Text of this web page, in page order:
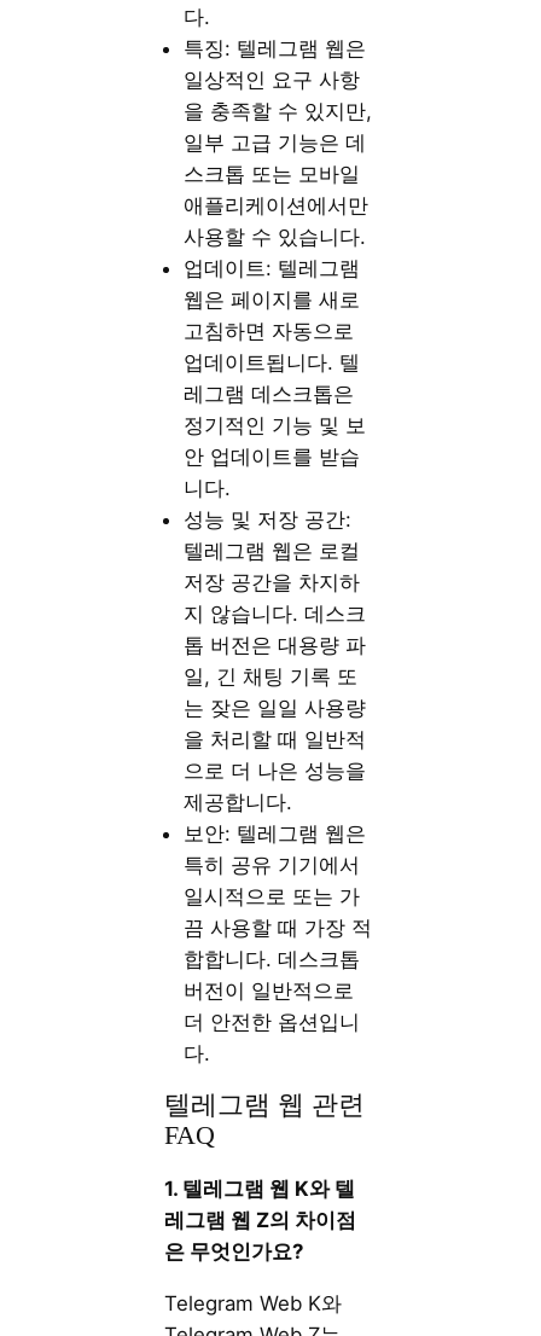
다.
특징: 텔레그램 웹은
일상적인 요구 사항
을 충족할 수 있지만,
일부 고급 기능은 데
스크톱 또는 모바일
애플리케이션에서만
사용할 수 있습니다.
업데이트: 텔레그램
웹은 페이지를 새로
고침하면 자동으로
업데이트됩니다. 텔
레그램 데스크톱은
정기적인 기능 및 보
안 업데이트를 받습
니다.
성능 및 저장 공간:
텔레그램 웹은 로컬
저장 공간을 차지하
지 않습니다. 데스크
톱 버전은 대용량 파
일, 긴 채팅 기록 또
는 잦은 일일 사용량
을 처리할 때 일반적
으로 더 나은 성능을
제공합니다.
보안: 텔레그램 웹은
특히 공유 기기에서
일시적으로 또는 가
끔 사용할 때 가장 적
합합니다. 데스크톱
버전이 일반적으로
더 안전한 옵션입니
다.
텔레그램 웹 관련
FAQ
1. 텔레그램 웹 K와 텔
레그램 웹 Z의 차이점
은 무엇인가요?
Telegram Web K와